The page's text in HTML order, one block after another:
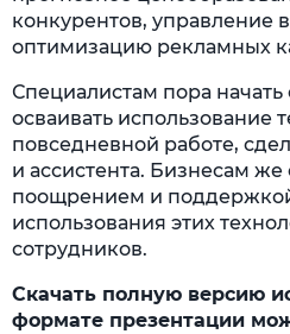
конкурентов, управление
оптимизацию рекламных
Специалистам пора начать
осваивать использование
повседневной работе,
и ассистента. Бизнесам же
поощрением и
использования этих
сотрудников.
Скачать полную версию
формате презентации